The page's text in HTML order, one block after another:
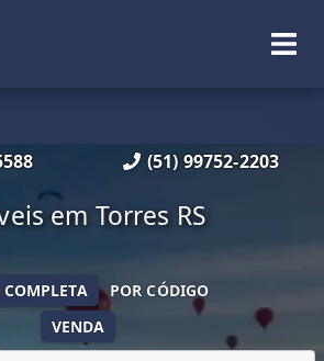
(51) 99752-2203
em Torres RS
VENDA
POR CÓDIGO